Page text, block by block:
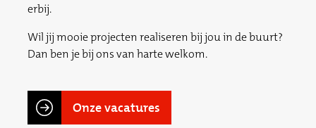
erbij.
Wil jij mooie projecten realiseren bij jou in de buurt?
Dan ben je bij ons van harte welkom.
Onze vacatures